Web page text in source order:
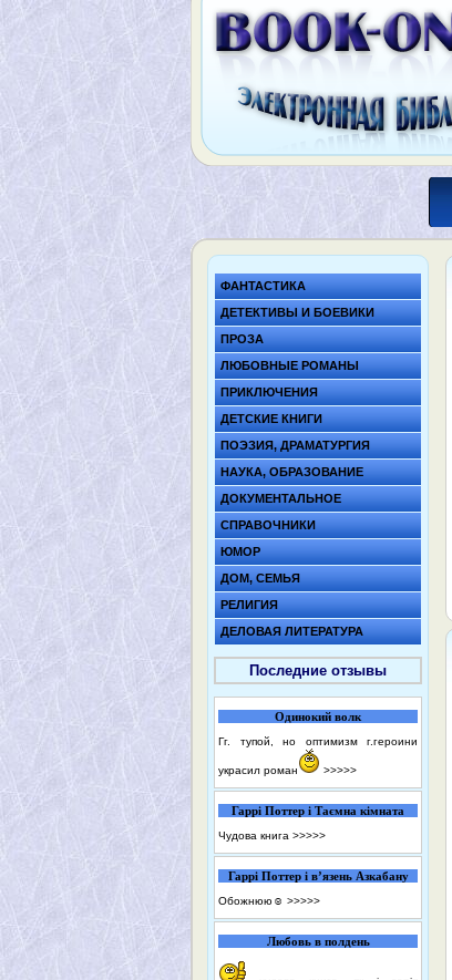
ФАНТАСТИКА
ДЕТЕКТИВЫ И БОЕВИКИ
ПРОЗА
ЛЮБОВНЫЕ РОМАНЫ
ПРИКЛЮЧЕНИЯ
ДЕТСКИЕ КНИГИ
ПОЭЗИЯ, ДРАМАТУРГИЯ
НАУКА, ОБРАЗОВАНИЕ
ДОКУМЕНТАЛЬНОЕ
СПРАВОЧНИКИ
ЮМОР
ДОМ, СЕМЬЯ
РЕЛИГИЯ
ДЕЛОВАЯ ЛИТЕРАТУРА
Последние отзывы
Одинокий волк
Гг. тупой, но оптимизм г.героини
украсил роман >>>>>
Гаррі Поттер і Таємна кімната
Чудова книга >>>>>
Гаррі Поттер і в’язень Азкабану
Обожнюю☺️ >>>>>
Любовь в полдень